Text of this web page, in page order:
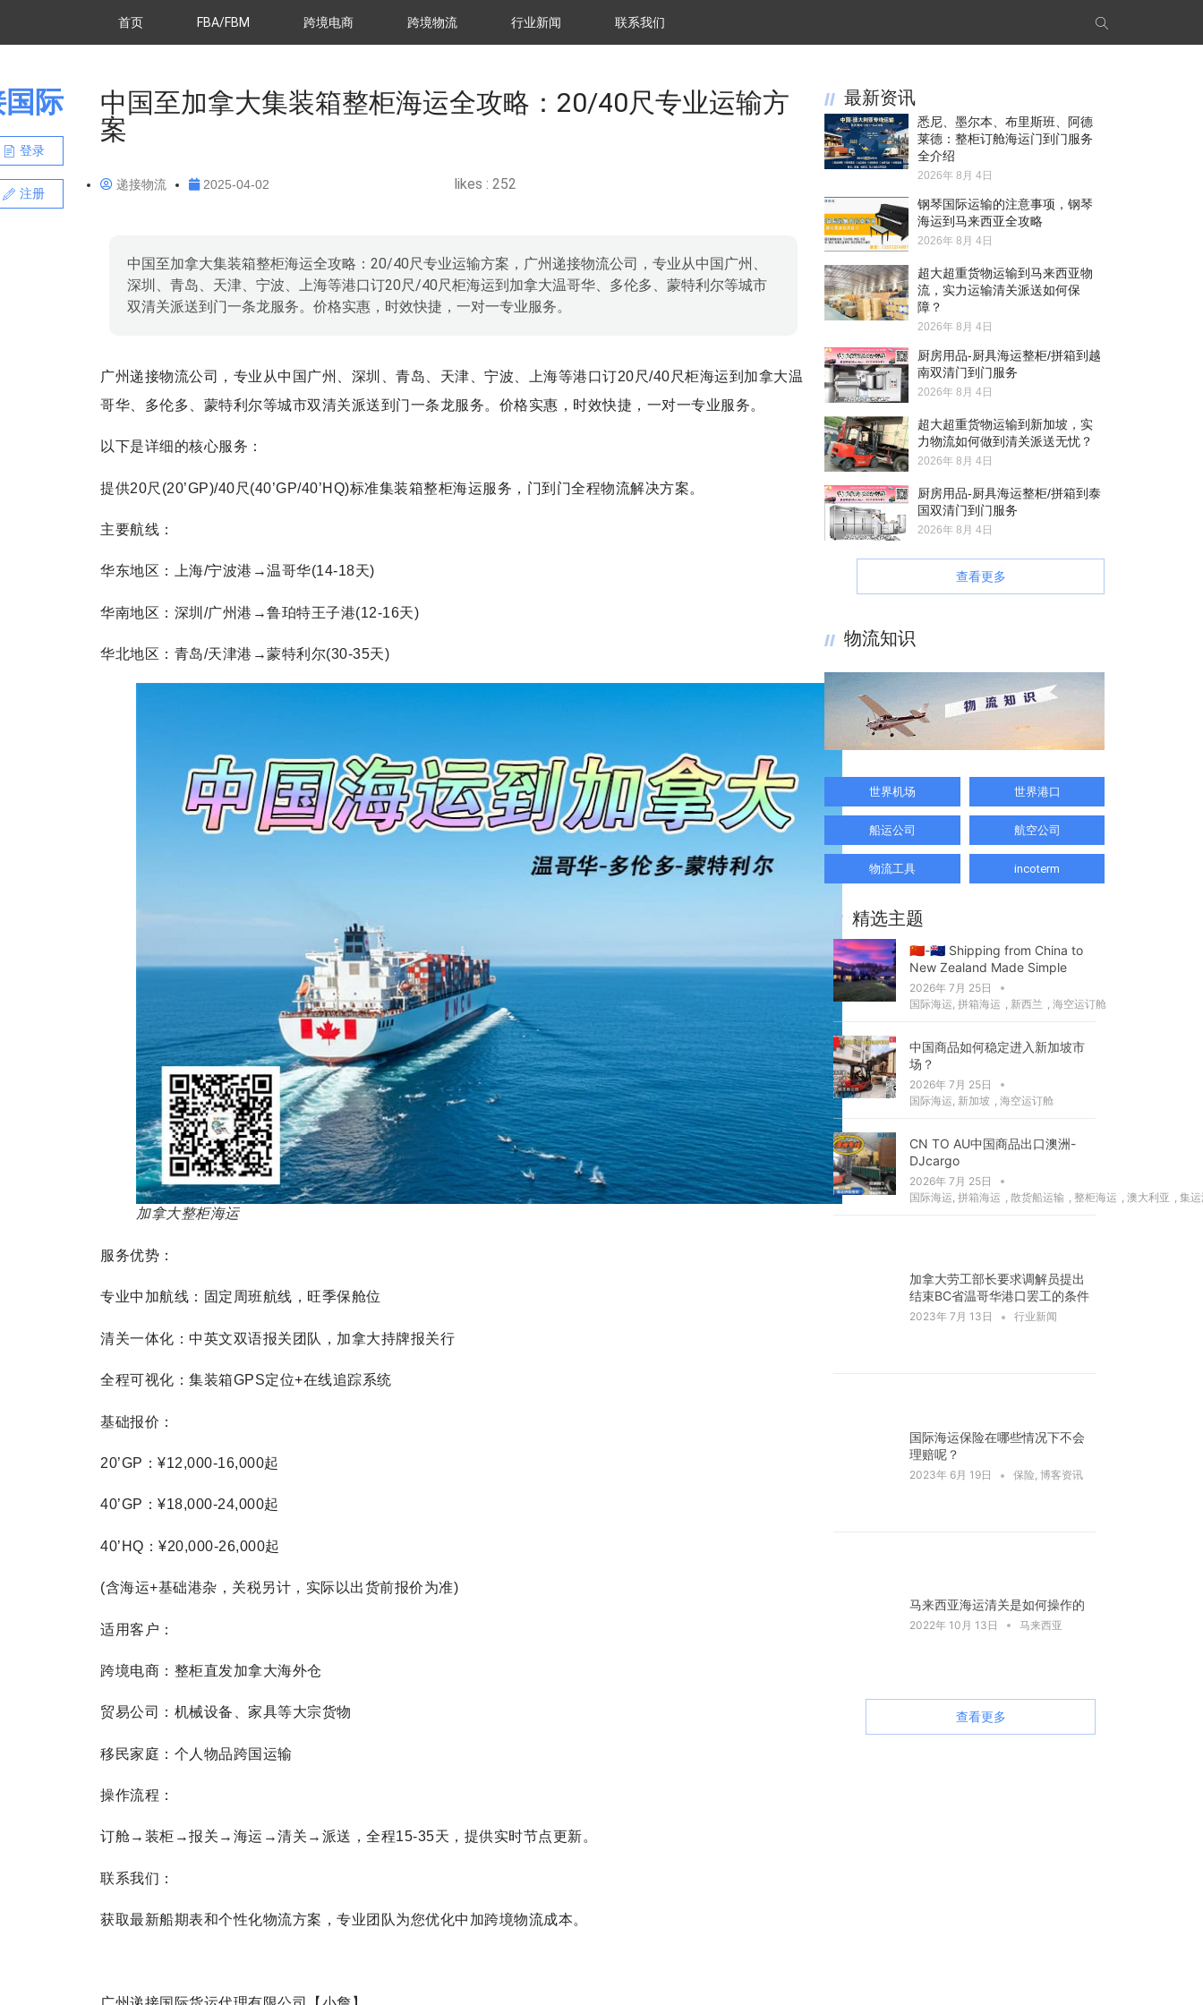
首页 FBA/FBM 跨境电商 跨境物流 行业新闻 联系我们
际
登录
注册
中国至加拿大集装箱整柜海运全攻略：20/40尺专业运输方
案
递接物流 2025-04-02 likes : 252
中国至加拿大集装箱整柜海运全攻略：20/40尺专业运输方案，广州递接物流公司，专业从中国广州、
深圳、青岛、天津、宁波、上海等港口订20尺/40尺柜海运到加拿大温哥华、多伦多、蒙特利尔等城市
双清关派送到门一条龙服务。价格实惠，时效快捷，一对一专业服务。
广州递接物流公司，专业从中国广州、深圳、青岛、天津、宁波、上海等港口订20尺/40尺柜海运到加拿大温
哥华、多伦多、蒙特利尔等城市双清关派送到门一条龙服务。价格实惠，时效快捷，一对一专业服务。
以下是详细的核心服务：
提供20尺(20’GP)/40尺(40’GP/40’HQ)标准集装箱整柜海运服务，门到门全程物流解决方案。
主要航线：
华东地区：上海/宁波港→温哥华(14-18天)
华南地区：深圳/广州港→鲁珀特王子港(12-16天)
华北地区：青岛/天津港→蒙特利尔(30-35天)
加拿大整柜海运
服务优势：
专业中加航线：固定周班航线，旺季保舱位
清关一体化：中英文双语报关团队，加拿大持牌报关行
全程可视化：集装箱GPS定位+在线追踪系统
基础报价：
20’GP：¥12,000-16,000起
40’GP：¥18,000-24,000起
40’HQ：¥20,000-26,000起
(含海运+基础港杂，关税另计，实际以出货前报价为准)
适用客户：
跨境电商：整柜直发加拿大海外仓
贸易公司：机械设备、家具等大宗货物
移民家庭：个人物品跨国运输
操作流程：
订舱→装柜→报关→海运→清关→派送，全程15-35天，提供实时节点更新。
联系我们：
获取最新船期表和个性化物流方案，专业团队为您优化中加跨境物流成本。
最新资讯
悉尼、墨尔本、布里斯班、阿德
莱德：整柜订舱海运门到门服务
全介绍
2026年 8月 4日
钢琴国际运输的注意事项，钢琴
海运到马来西亚全攻略
2026年 8月 4日
超大超重货物运输到马来西亚物
流，实力运输清关派送如何保
障？
2026年 8月 4日
厨房用品-厨具海运整柜/拼箱到越
南双清门到门服务
2026年 8月 4日
超大超重货物运输到新加坡，实
力物流如何做到清关派送无忧？
2026年 8月 4日
厨房用品-厨具海运整柜/拼箱到泰
国双清门到门服务
2026年 8月 4日
查看更多
物流知识
世界机场
船运公司
物流工具
世界港口
航空公司
incoterm
精选主题
🇨🇳-🇳🇿 Shipping from China to
New Zealand Made Simple
2026年 7月 25日
国际海运 拼箱海运 新西兰 海空运订舱
中国商品如何稳定进入新加坡市
场？
2026年 7月 25日
国际海运 新加坡 海空运订舱
CN TO AU中国商品出口澳洲-
DJcargo
2026年 7月 25日
国际海运 拼箱海运 散货船运输 整柜海运 澳大利亚 集
加拿大劳工部长要求调解员提出
结束BC省温哥华港口罢工的条件
2023年 7月 13日 行业新闻
国际海运保险在哪些情况下不会
理赔呢？
2023年 6月 19日 保险, 博客资讯
马来西亚海运清关是如何操作的
2022年 10月 13日 马来西亚
查看更多